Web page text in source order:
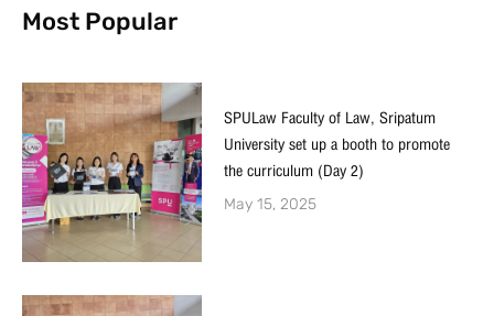
Most Popular
SPULaw Faculty of Law, Sripatum
University set up a booth to promote
the curriculum (Day 2)
May 15, 2025